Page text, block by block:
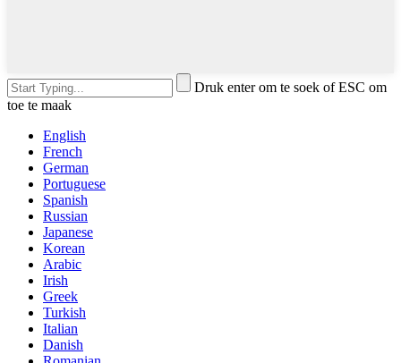
Druk enter om te soek of ESC om
toe te maak
English
French
German
Portuguese
Spanish
Russian
Japanese
Korean
Arabic
Irish
Greek
Turkish
Italian
Danish